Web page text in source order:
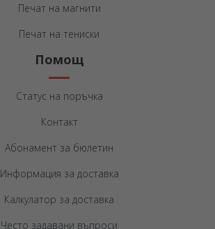
Печат на магнити
Печат на тениски
Помощ
Статус на поръчка
Контакт
Абонамент за бюлетин
Информация за доставка
Калкулатор за доставка
Често задавани въпроси